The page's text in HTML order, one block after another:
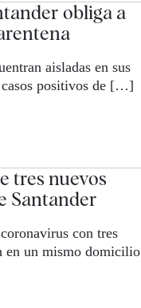
obliga a
aisladas en sus
casos positivos de […]
tres nuevos
Santander
con tres
en un mismo domicilio